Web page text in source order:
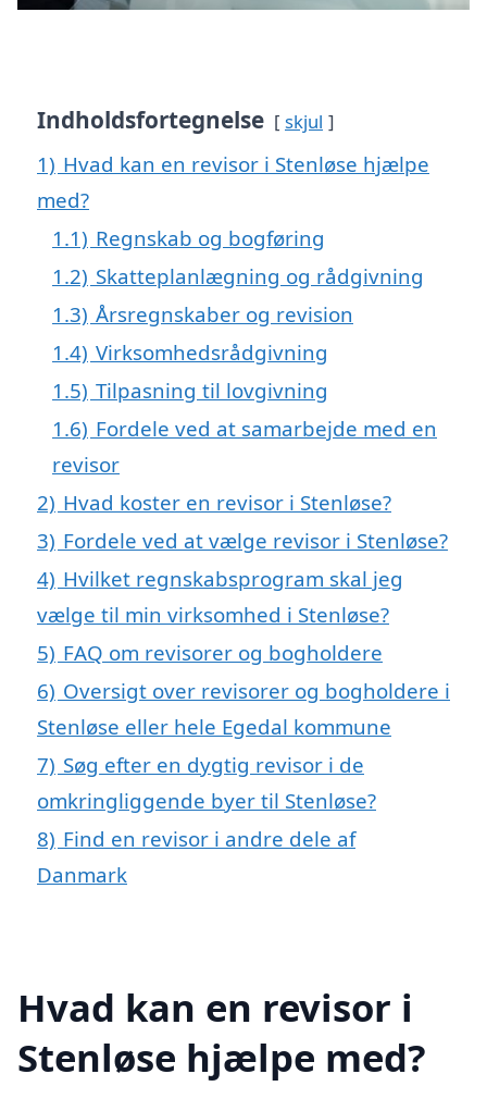
Indholdsfortegnelse skjul
1) Hvad kan en revisor i Stenløse hjælpe
med?
1.1) Regnskab og bogføring
1.2) Skatteplanlægning og rådgivning
1.3) Årsregnskaber og revision
1.4) Virksomhedsrådgivning
1.5) Tilpasning til lovgivning
1.6) Fordele ved at samarbejde med en
revisor
2) Hvad koster en revisor i Stenløse?
3) Fordele ved at vælge revisor i Stenløse?
4) Hvilket regnskabsprogram skal jeg
vælge til min virksomhed i Stenløse?
5) FAQ om revisorer og bogholdere
6) Oversigt over revisorer og bogholdere i
Stenløse eller hele Egedal kommune
7) Søg efter en dygtig revisor i de
omkringliggende byer til Stenløse?
8) Find en revisor i andre dele af
Danmark
Hvad kan en revisor i
Stenløse hjælpe med?